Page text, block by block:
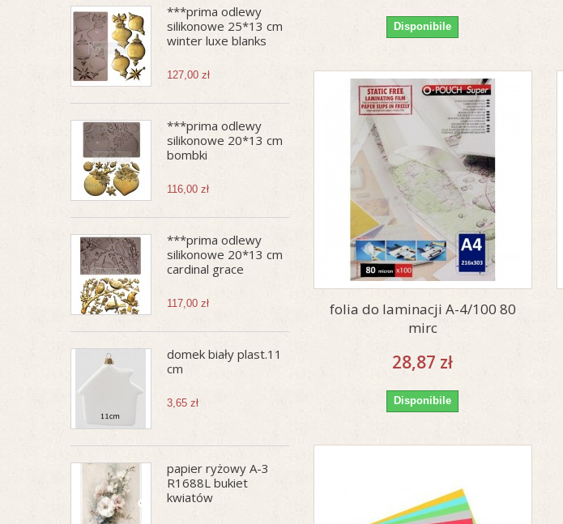
***prima odlewy
silikonowe 25*13 cm
winter luxe blanks
127,00 zł
***prima odlewy
silikonowe 20*13 cm
bombki
116,00 zł
***prima odlewy
silikonowe 20*13 cm
cardinal grace
117,00 zł
domek biały plast.11
cm
3,65 zł
papier ryżowy A-3
R1688L bukiet
kwiatów
Disponibile
folia do laminacji A-4/100 80
mirc
28,87 zł
Disponibile